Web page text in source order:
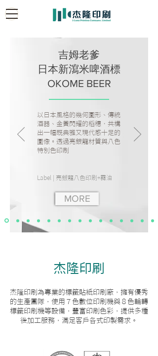
吉姆老爹
日本新瀉米啤酒標
OKOME BEER
以日本風格的幾何圖形、傳統
酒器、金黃閃耀的稻穗，共構
出一幅既典雅又現代感十足的
圖像。透過亮銀龍材質與八色
特別色印刷
Label | 亮銀龍八色印刷+霧油
MORE
​杰隆印刷
杰隆印刷為專業的標籤貼紙印刷廠， 擁有優秀
的生產團隊，使用７色數位印刷機與８色輪轉
標籤印刷機等設備，豐富印刷色彩，提供多種
後加工服務，滿足客戶各式印製需求。